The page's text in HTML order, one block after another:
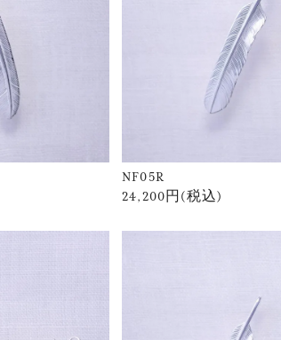
NF05R
24,200円(税込)